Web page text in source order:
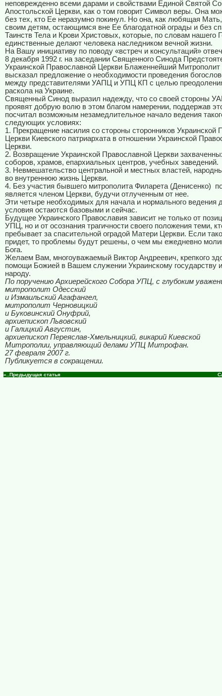
неповрежденно всеми дарами и свойствами Единой Святой
Апостольской Церкви, как о том говорит Символ веры. Она
без тех, кто Ее неразумно покинул. Но она, как любящая
своим детям, остающимся вне Ее благодатной ограды и без
Таинств Тела и Крови Христовых, которые, по словам нашего
единственные делают человека наследником вечной жизни.
На Вашу инициативу по поводу «встреч и консультаций»
8 декабря 1992 г. на заседании Священного Синода
Украинской Православной Церкви Блаженнейший
высказал предложение о необходимости проведения
между представителями УАПЦ и УПЦ КП с целью
раскола на Украине.
Священный Синод выразил надежду, что со своей стороны
проявят добрую волю в этом благом намерении, поддержав
посчитал возможным незамедлительное начало ведения
следующих условиях:
1. Прекращение насилия со стороны сторонников Украинской
Церкви Киевского патриархата в отношении Украинской
Церкви.
2. Возвращение Украинской Православной Церкви
соборов, храмов, епархиальных центров, учебных заведений.
3. Невмешательство центральной и местных властей,
во внутреннюю жизнь Церкви.
4. Без участия бывшего митрополита Филарета (Денисенко)
является членом Церкви, будучи отлученным от нее.
Эти четыре необходимых для начала и нормального ведения
условия остаются базовыми и сейчас.
Будущее Украинского Православия зависит не только от
УПЦ, но и от осознания трагичности своего положения теми,
пребывает за спасительной оградой Матери Церкви. Если
придет, то проблемы будут решены, о чем мы ежедневно
Бога.
Желаем Вам, многоуважаемый Виктор Андреевич, крепкого
помощи Божией в Вашем служении Украинскому государству
народу.
По поручению Архиерейского Собора УПЦ, с глубоким
митрополит Одесский
и Измаильский Агафангел,
митрополит Черновицкий
и Буковинский Онуфрий,
архиепископ Львовский
и Галицкий Августин,
архиепископ Переяслав-Хмельницкий, викарий Киевской
Митрополии, управляющий делами УПЦ Митрофан.
27 февраля 2007 г.
Публикуется в сокращении.
«..Предыдущая статья